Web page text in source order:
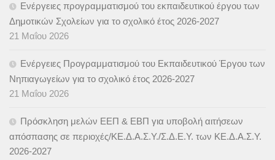
Ενέργειες προγραμματισμού του εκπαιδευτικού έργου των
Δημοτικών Σχολείων για το σχολικό έτος 2026-2027
21 Μαΐου 2026
Ενέργειες Προγραμματισμού του Εκπαιδευτικού Έργου των
Νηπιαγωγείων για το σχολικό έτος 2026-2027
21 Μαΐου 2026
Πρόσκληση μελών ΕΕΠ & ΕΒΠ για υποβολή αιτήσεων
απόσπασης σε περιοχές/ΚΕ.Δ.Α.Σ.Υ./Σ.Δ.Ε.Υ. των ΚΕ.Δ.Α.Σ.Υ.
2026-2027